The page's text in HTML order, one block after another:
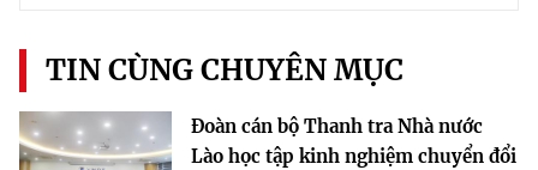
TIN CÙNG CHUYÊN MỤC
Đoàn cán bộ Thanh tra Nhà nước
Lào học tập kinh nghiệm chuyển đổi